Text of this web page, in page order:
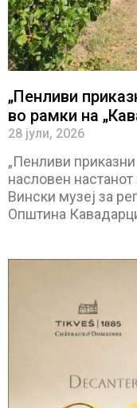
„Пенливи
во рамки на
28 јули, 2026
„Пенливи
насловен
Вински музеј за
Општина